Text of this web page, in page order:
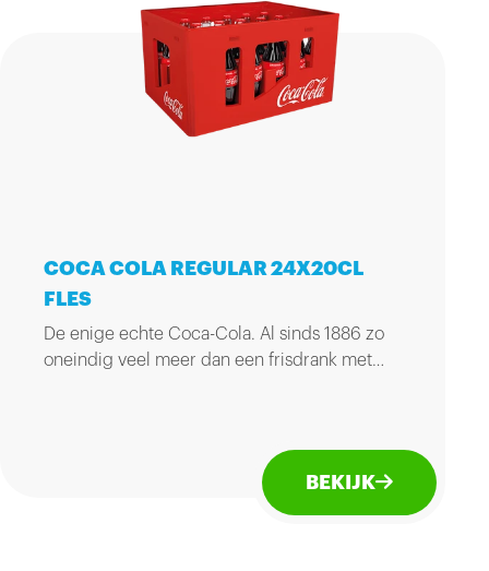
COCA COLA REGULAR 24X20CL
FLES
De enige echte Coca-Cola. Al sinds 1886 zo
oneindig veel meer dan een frisdrank met
BEKIJK